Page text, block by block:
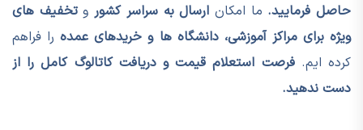
حاصل فرمایید. ما امکان ارسال به سراسر کشوروتخفیف های
ویژه برای مراکز آموزشی، دانشگاه ها و خریدهای عمدهرا فراهم
کرده ایم.فرصت استعلام قیمت و دریافت کاتالوگ کامل را از
دست ندهید.